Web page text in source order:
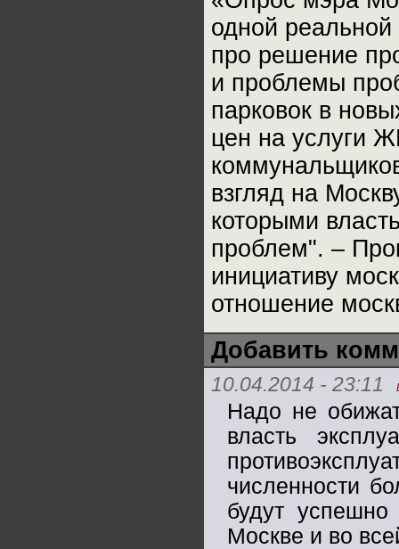
одной
про решение
и проблемы
парковок в
цен на услуги
взгляд на
которыми
проблем". –
инициативу
отношение
Добавить
10.04.2014 - 23:11
Надо не
власть
численности
будут
Москве и во